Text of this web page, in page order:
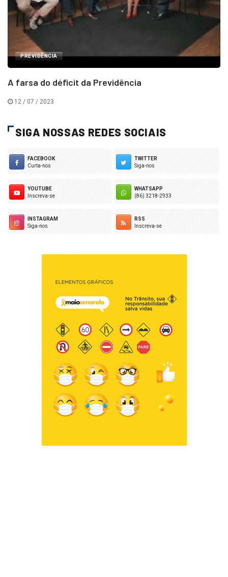
PREVIDÊNCIA
A farsa do déficit da Previdência
12 / 07 / 2023
SIGA NOSSAS REDES SOCIAIS
FACEBOOK
Curta-nos
TWITTER
Siga-nos
YOUTUBE
Inscreva-se
WHATSAPP
(86) 3218-2933
INSTAGRAM
Siga-nos
RSS
Inscreva-se